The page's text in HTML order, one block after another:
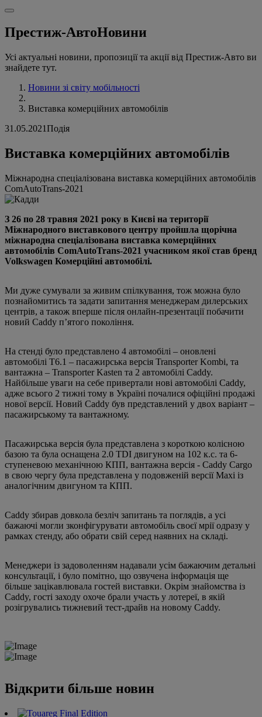
Престиж-АвтоНовини
Усі актуальні новини, пропозиції та акції від Престиж-Авто ви
знайдете тут.
Новини зі світу мобільності
Виставка комерційних автомобілів
31.05.2021Подія
Виставка комерційних автомобілів
Міжнародна спеціалізована виставка комерційних автомобілів
ComAutoTrans-2021
З 26 по 28 травня 2021 року в Києві на території
Міжнародного виставкового центру пройшла щорічна
міжнародна спеціалізована виставка комерційних
автомобілів ComAutoTrans-2021 учасником якої став бренд
Volkswagen Комерційні автомобілі.
Ми дуже сумували за живим спілкування, тож можна було
познайомитись та задати запитання менеджерам дилерських
центрів, а також вперше після онлайн-презентації побачити
новий Caddy п’ятого покоління.
На стенді було представлено 4 автомобілі – оновлені
автомобілі Т6.1 – пасажирська версія Transporter Kombi, та
вантажна – Transporter Kasten та 2 автомобілі Caddy.
Найбільше уваги на себе привертали нові автомобілі Caddy,
адже всього 2 тижні тому в Україні почалися офіційні продажі
нової версії. Новий Caddy був представлений у двох варіант –
пасажирському та вантажному.
Пасажирська версія була представлена з короткою колісною
базою та була оснащена 2.0 TDI двигуном на 102 к.с. та 6-
ступеневою механічною КПП, вантажна версія - Caddy Cargo
в свою чергу була представлена у подовженій версії Maxi із
аналогічним двигуном та КПП.
Caddy збирав довкола безліч запитань та поглядів, а усі
бажаючі могли зконфігурувати автомобіль своєї мрії одразу у
рамках стенду, або обрати свій серед наявних на складі.
Менеджери із задоволенням надавали усім бажаючим детальні
консультації, і було помітно, що озвучена інформація ще
більше зацікавлювала гостей виставки. Окрім знайомства із
Caddy, гості заходу охоче брали участь у лотереї, в якій
розігрувались тижневий тест-драйв на новому Caddy.
Відкрити більше новин